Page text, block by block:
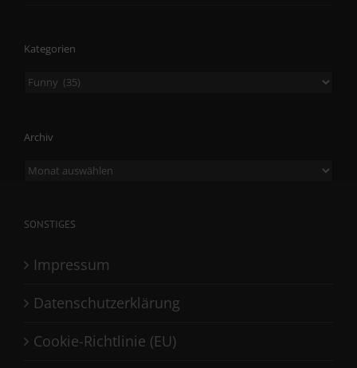
Kategorien
Kategorien
Archiv
Archiv
SONSTIGES
Impressum
Datenschutzerklärung
Cookie-Richtlinie (EU)